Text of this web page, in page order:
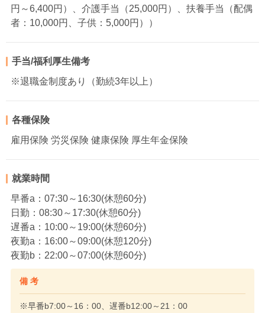
円～6,400円）、介護手当（25,000円）、扶養手当（配偶
者：10,000円、子供：5,000円））
手当/福利厚生備考
※退職金制度あり（勤続3年以上）
各種保険
雇用保険 労災保険 健康保険 厚生年金保険
就業時間
早番a：07:30～16:30(休憩60分)
日勤：08:30～17:30(休憩60分)
遅番a：10:00～19:00(休憩60分)
夜勤a：16:00～09:00(休憩120分)
夜勤b：22:00～07:00(休憩60分)
備 考
※早番b7:00～16：00、遅番b12:00～21：00